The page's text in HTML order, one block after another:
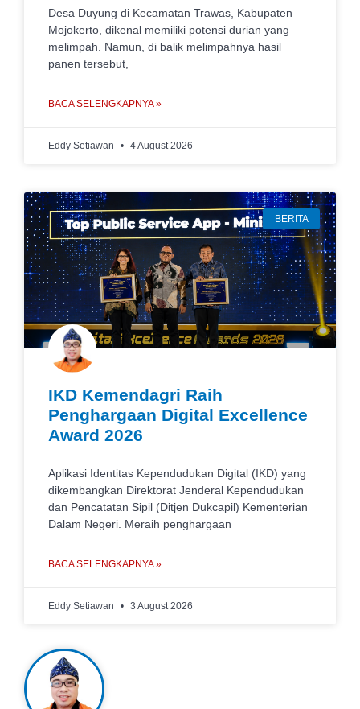
Desa Duyung di Kecamatan Trawas, Kabupaten
Mojokerto, dikenal memiliki potensi durian yang
melimpah. Namun, di balik melimpahnya hasil
panen tersebut,
BACA SELENGKAPNYA »
Eddy Setiawan 4 August 2026
BERITA
IKD Kemendagri Raih
Penghargaan Digital Excellence
Award 2026
Aplikasi Identitas Kependudukan Digital (IKD) yang
dikembangkan Direktorat Jenderal Kependudukan
dan Pencatatan Sipil (Ditjen Dukcapil) Kementerian
Dalam Negeri. Meraih penghargaan
BACA SELENGKAPNYA »
Eddy Setiawan 3 August 2026